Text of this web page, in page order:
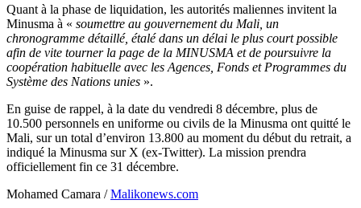
Quant à la phase de liquidation, les autorités maliennes invitent la
Minusma à « soumettre au gouvernement du Mali, un
chronogramme détaillé, étalé dans un délai le plus court possible
afin de vite tourner la page de la MINUSMA et de poursuivre la
coopération habituelle avec les Agences, Fonds et Programmes du
Système des Nations unies ».
En guise de rappel, à la date du vendredi 8 décembre, plus de
10.500 personnels en uniforme ou civils de la Minusma ont quitté le
Mali, sur un total d’environ 13.800 au moment du début du retrait, a
indiqué la Minusma sur X (ex-Twitter). La mission prendra
officiellement fin ce 31 décembre.
Mohamed Camara /Malikonews.com